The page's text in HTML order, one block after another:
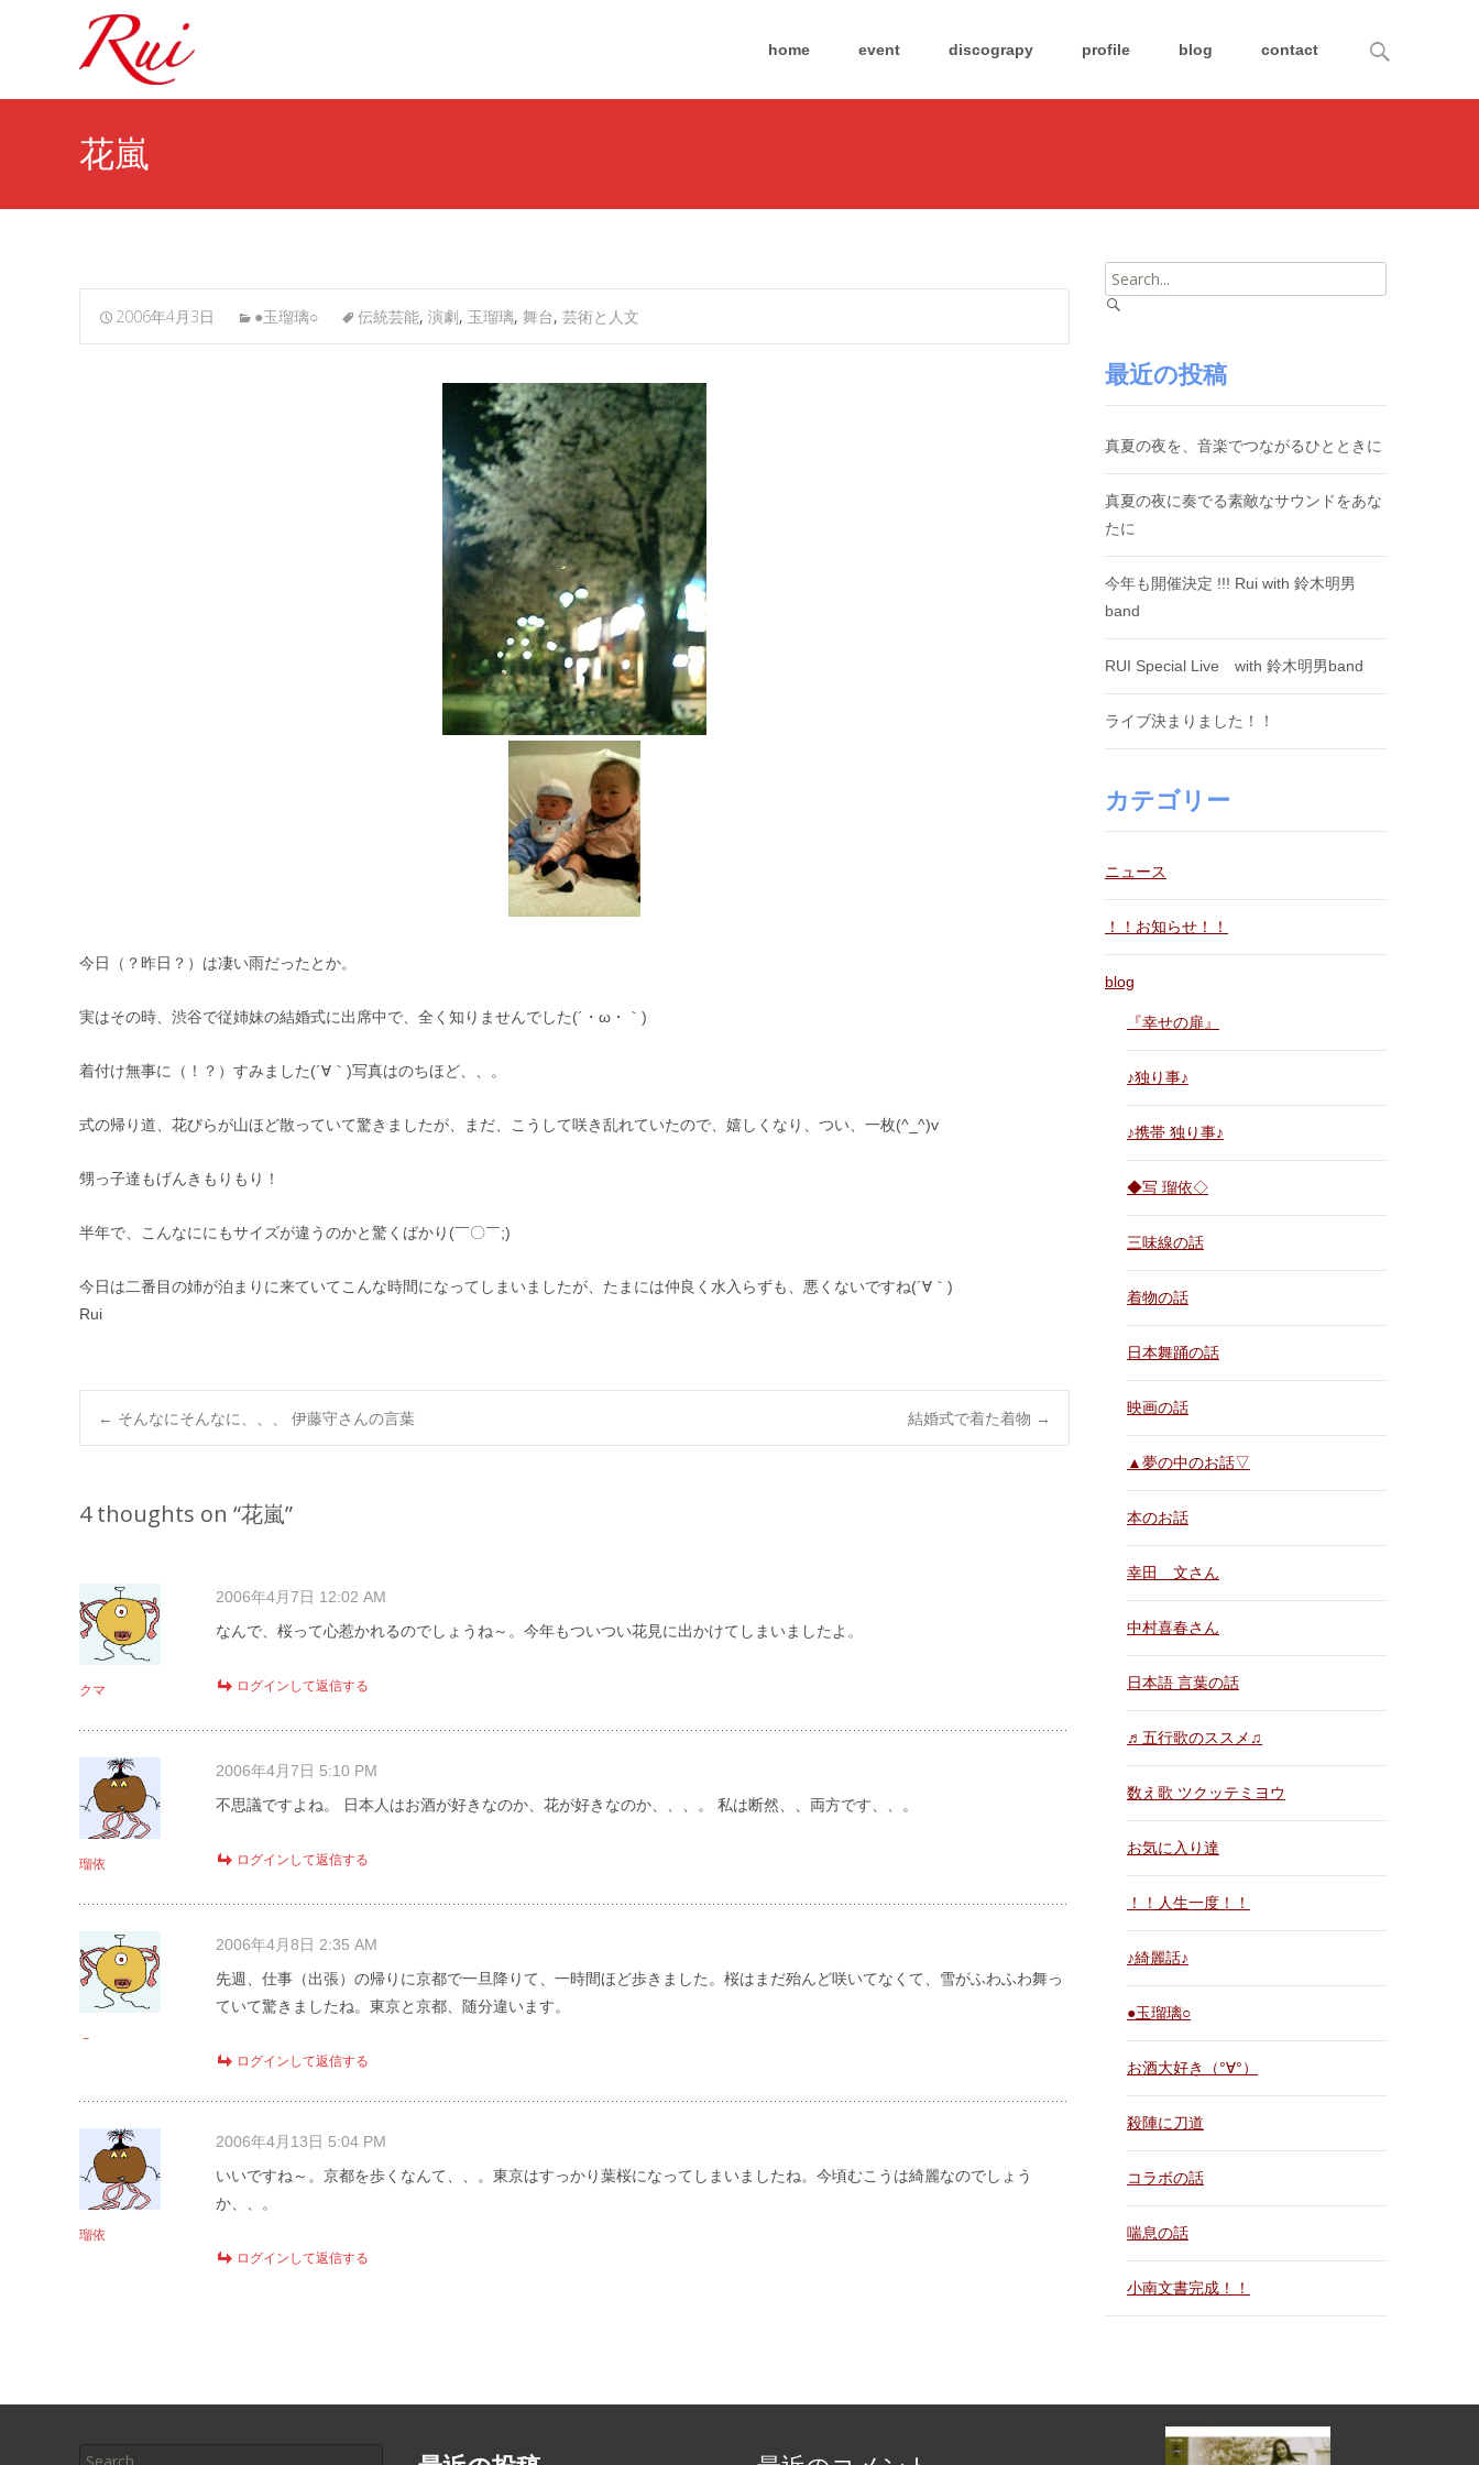
home event discograpy profile blog contact
Search
花嵐
2006年4月3日 ●玉瑠璃○ 伝統芸能, 演劇, 玉瑠璃, 舞台, 芸術と人文
今日（？昨日？）は凄い雨だったとか。
実はその時、渋谷で従姉妹の結婚式に出席中で、全く知りませんでした(´・ω・｀)
着付け無事に（！？）すみました(´∀｀)写真はのちほど、、。
式の帰り道、花びらが山ほど散っていて驚きましたが、まだ、こうして咲き乱れていたので、嬉しくなり、つい、一枚(^_^)v
甥っ子達もげんきもりもり！
半年で、こんなににもサイズが違うのかと驚くばかり(￣〇￣;)
今日は二番目の姉が泊まりに来ていてこんな時間になってしまいましたが、たまには仲良く水入らずも、悪くないですね(´∀｀)
Rui
Post
navigation
← そんなにそんなに、、、 伊藤守さんの言葉 結婚式で着た着物 →
4 thoughts on “花嵐”
クマ
2006年4月7日 12:02 AM
なんで、桜って心惹かれるのでしょうね～。今年もついつい花見に出かけてしまいましたよ。
ログインして返信する
瑠依
2006年4月7日 5:10 PM
不思議ですよね。 日本人はお酒が好きなのか、花が好きなのか、、、。 私は断然、、両方です、、。
ログインして返信する
－
2006年4月8日 2:35 AM
先週、仕事（出張）の帰りに京都で一旦降りて、一時間ほど歩きました。桜はまだ殆んど咲いてなくて、雪がふわふわ舞っ
ていて驚きましたね。東京と京都、随分違います。
ログインして返信する
瑠依
2006年4月13日 5:04 PM
いいですね～。京都を歩くなんて、、。東京はすっかり葉桜になってしまいましたね。今頃むこうは綺麗なのでしょう
か、、。
ログインして返信する
Search
for:
最近の投稿
真夏の夜を、音楽でつながるひとときに
真夏の夜に奏でる素敵なサウンドをあな
たに
今年も開催決定 !!! Rui with 鈴木明男
band
RUI Special Live with 鈴木明男band
ライブ決まりました！！
カテゴリー
ニュース
！！お知らせ！！
blog
『幸せの扉』
♪独り事♪
♪携帯 独り事♪
◆写 瑠依◇
三味線の話
着物の話
日本舞踊の話
映画の話
▲夢の中のお話▽
本のお話
幸田 文さん
中村喜春さん
日本語 言葉の話
♬五行歌のススメ♫
数え歌 ツクッテミヨウ
お気に入り達
！！人生一度！！
♪綺麗話♪
●玉瑠璃○
お酒大好き（°∀°）
殺陣に刀道
コラボの話
喘息の話
小南文書完成！！